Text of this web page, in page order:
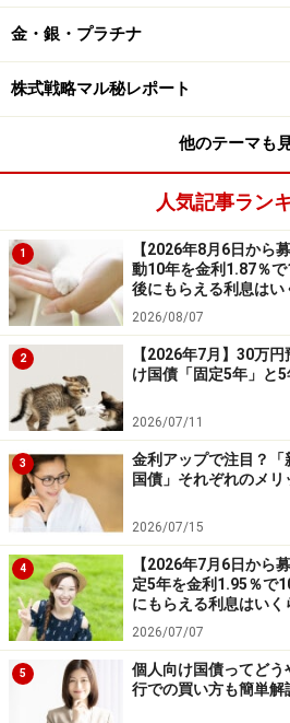
金・銀・プラチナ
株式戦略マル秘レポート
他のテーマも
人気記事ラン
1
【2026年8月6日から
動10年を金利1.87％
後にもらえる利息はい
2026/08/07
2
【2026年7月】30万
け国債「固定5年」と
2026/07/11
3
金利アップで注目？
国債」それぞれのメリ
2026/07/15
4
【2026年7月6日から
定5年を金利1.95％で
にもらえる利息はいく
2026/07/07
5
個人向け国債ってど
行での買い方も簡単解